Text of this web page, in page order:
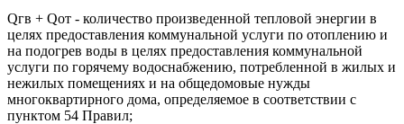
Qгв + Qот - количество произведенной тепловой энергии в
целях предоставления коммунальной услуги по отоплению и
на подогрев воды в целях предоставления коммунальной
услуги по горячему водоснабжению, потребленной в жилых и
нежилых помещениях и на общедомовые нужды
многоквартирного дома, определяемое в соответствии с
пунктом 54 Правил;